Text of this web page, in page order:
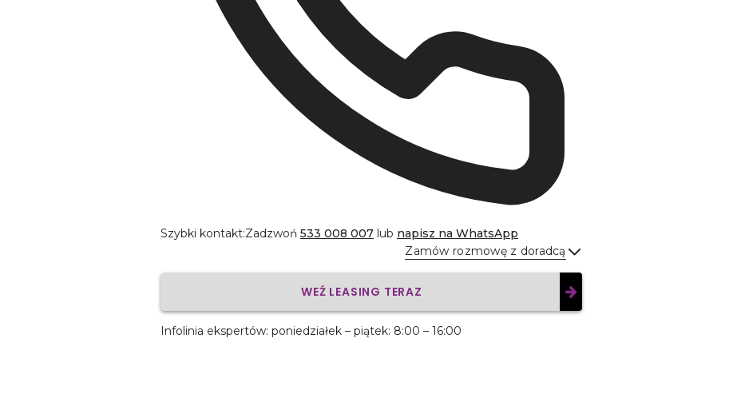
Szybki kontakt:Zadzwoń 533 008 007 lub napisz na WhatsApp
Zamów rozmowę z doradcą
Wyślij
WEŹ LEASING TERAZ
Infolinia ekspertów: poniedziałek – piątek: 8:00 – 16:00